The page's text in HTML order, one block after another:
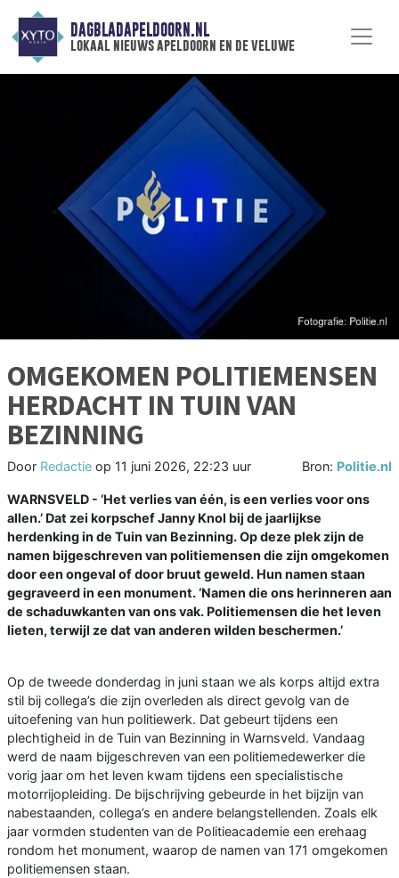
DAGBLADAPELDOORN.NL
lokaal nieuws apeldoorn en de veluwe
OMGEKOMEN POLITIEMENSEN
HERDACHT IN TUIN VAN
BEZINNING
Door Redactie op 11 juni 2026, 22:23 uur Bron: Politie.nl
WARNSVELD - ‘Het verlies van één, is een verlies voor ons
allen.’ Dat zei korpschef Janny Knol bij de jaarlijkse
herdenking in de Tuin van Bezinning. Op deze plek zijn de
namen bijgeschreven van politiemensen die zijn omgekomen
door een ongeval of door bruut geweld. Hun namen staan
gegraveerd in een monument. ‘Namen die ons herinneren aan
de schaduwkanten van ons vak. Politiemensen die het leven
lieten, terwijl ze dat van anderen wilden beschermen.’
Op de tweede donderdag in juni staan we als korps altijd extra
stil bij collega’s die zijn overleden als direct gevolg van de
uitoefening van hun politiewerk. Dat gebeurt tijdens een
plechtigheid in de Tuin van Bezinning in Warnsveld. Vandaag
werd de naam bijgeschreven van een politiemedewerker die
vorig jaar om het leven kwam tijdens een specialistische
motorrijopleiding. De bijschrijving gebeurde in het bijzijn van
nabestaanden, collega’s en andere belangstellenden. Zoals elk
jaar vormden studenten van de Politieacademie een erehaag
rondom het monument, waarop de namen van 171 omgekomen
politiemensen staan.